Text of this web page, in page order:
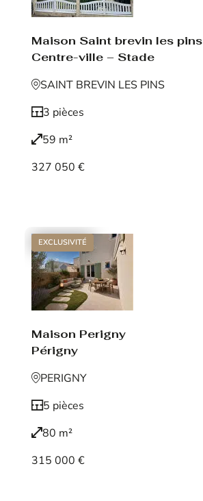
Maison Saint brevin les pins
Centre-ville – Stade
SAINT BREVIN LES PINS
3 pièces
59 m²
327 050 €
EXCLUSIVITÉ
Maison Perigny
Périgny
PERIGNY
5 pièces
80 m²
315 000 €